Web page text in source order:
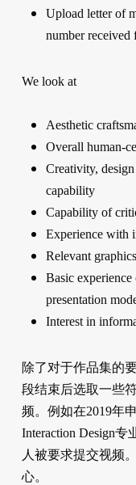
Upload letter of
number received
We look at
Aesthetic
Overall human-
Creativity,
capability
Capability of
Experience with
Relevant
Basic
presentation
Interest in
除了对于作品集的
段结束后选取一些
频。例如在2019年
Interaction Design
人被要求提交视频
心。